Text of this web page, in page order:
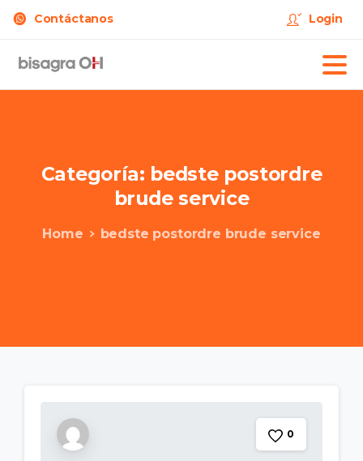
Contáctanos Login
Categoría: bedste postordre
brude service
Home bedste postordre brude service
0